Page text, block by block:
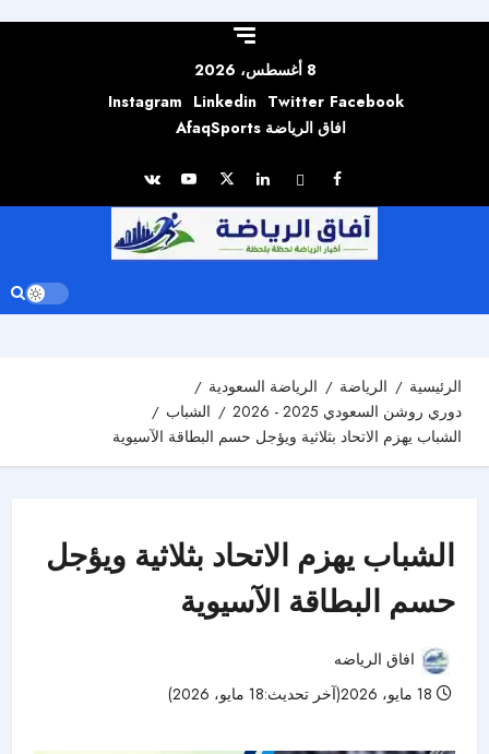
8 أغسطس، 2026
Facebook
Twitter
Linkedin
Instagram
افاق الرياضة AfaqSports
الرئيسية الرياضة
الرياضة السعودية
دوري روشن السعودي 2025 - 2026
الشباب
الشباب يهزم الاتحاد بثلاثية ويؤجل حسم البطاقة الآسيوية
الشباب يهزم الاتحاد بثلاثية ويؤجل
حسم البطاقة الآسيوية
افاق الرياضه